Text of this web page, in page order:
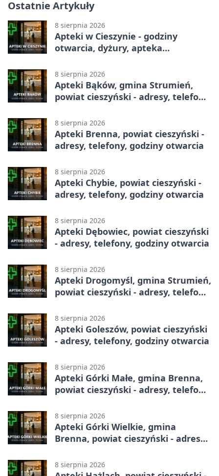
Ostatnie Artykuły
8 sierpnia 2026
Apteki w Cieszynie - godziny
otwarcia, dyżury, apteka
8 sierpnia 2026
Apteki Bąków, gmina Strumień,
powiat cieszyński - adresy, telefony,
8 sierpnia 2026
Apteki Brenna, powiat cieszyński -
adresy, telefony, godziny otwarcia
8 sierpnia 2026
Apteki Chybie, powiat cieszyński -
adresy, telefony, godziny otwarcia
8 sierpnia 2026
Apteki Dębowiec, powiat cieszyński
- adresy, telefony, godziny otwarcia
8 sierpnia 2026
Apteki Drogomyśl, gmina Strumień,
powiat cieszyński - adresy, telefony,
8 sierpnia 2026
Apteki Goleszów, powiat cieszyński
- adresy, telefony, godziny otwarcia
8 sierpnia 2026
Apteki Górki Małe, gmina Brenna,
powiat cieszyński - adresy, telefony,
8 sierpnia 2026
Apteki Górki Wielkie, gmina
Brenna, powiat cieszyński - adresy,
8 sierpnia 2026